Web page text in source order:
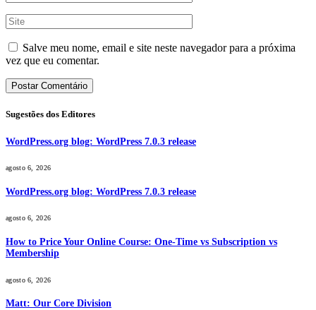
Salve meu nome, email e site neste navegador para a próxima
vez que eu comentar.
Sugestões dos Editores
WordPress.org blog: WordPress 7.0.3 release
agosto 6, 2026
WordPress.org blog: WordPress 7.0.3 release
agosto 6, 2026
How to Price Your Online Course: One-Time vs Subscription vs
Membership
agosto 6, 2026
Matt: Our Core Division